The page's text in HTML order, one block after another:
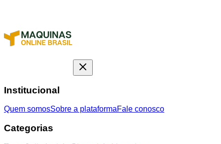
Institucional
Quem somosSobre a plataformaFale conosco
Categorias